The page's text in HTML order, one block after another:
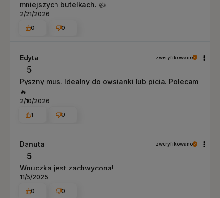
mniejszych butelkach. 👍️
2/21/2026
0
0
Edyta zweryfikowano
5
Pyszny mus. Idealny do owsianki lub picia. Polecam
🔥
2/10/2026
1
0
Danuta zweryfikowano
5
Wnuczka jest zachwycona!
11/5/2025
0
0